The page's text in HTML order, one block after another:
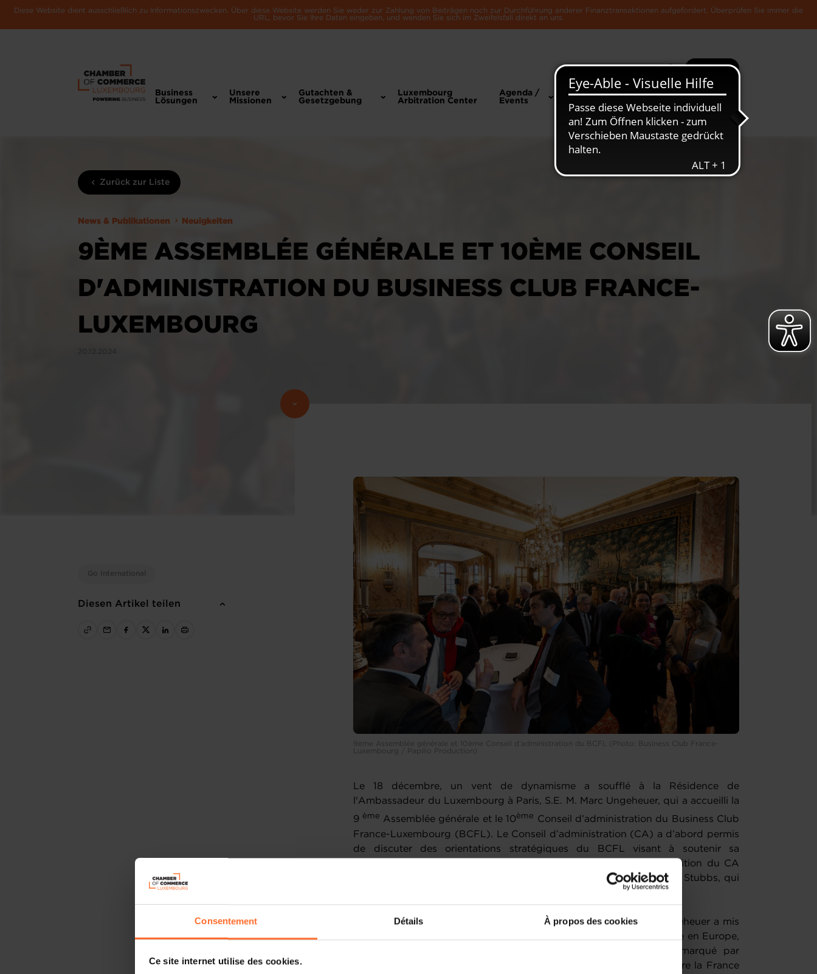
Consentement Détails À propos des cookies
Ce site internet utilise des cookies.
Diese Website dient ausschließlich zu Informationszwecken. Über diese Website werden Sie weder zur Zahlung von Beiträgen noch zur Durchführung anderer Finanztransaktionen aufgefordert. Überprüfen Sie immer die
URL, bevor Sie Ihre Daten eingeben, und wenden Sie sich im Zweifelsfall direkt an uns.
Suche Mehr
Business
Lösungen
Unsere
Missionen
Gutachten &
Gesetzgebung
Luxembourg
Arbitration Center
Agenda /
Events
News &
Die Luxemburger
Zurück zur Liste
News & Publikationen Neuigkeiten
9ÈME ASSEMBLÉE GÉNÉRALE ET 10ÈME CONSEIL
D'ADMINISTRATION DU BUSINESS CLUB FRANCE-
LUXEMBOURG
Go International
Diesen Artikel teilen
9ème Assemblée générale et 10ème Conseil d’administration du BCFL (Photo: Business Club France-
Luxembourg / Papilio Production)
Le 18 décembre, un vent de dynamisme a soufflé à la Résidence de
l'Ambassadeur du Luxembourg à Paris, S.E. M. Marc Ungeheuer, qui a accueilli la
9 ème Assemblée générale et le 10ème
Conseil d’administration du Business Club
France-Luxembourg (BCFL). Le Conseil d’administration (CA) a d’abord permis
de discuter des orientations stratégiques du BCFL visant à soutenir sa
croissance et son rayonnement. Des changements dans la composition du CA
ont été actés, avec les départs de Marie-Hélène Massard et de Nick Stubbs, qui
Dans son allocution devant l’Assemblée générale, S.E. M. Marc Ungeheuer a mis
en lumière la fragilité de la situation politique et économique actuelle en Europe,
notamment en France et en Allemagne. Soulignant un climat marqué par
l’incertitude, il a insisté sur l’importance des relations bilatérales entre la France